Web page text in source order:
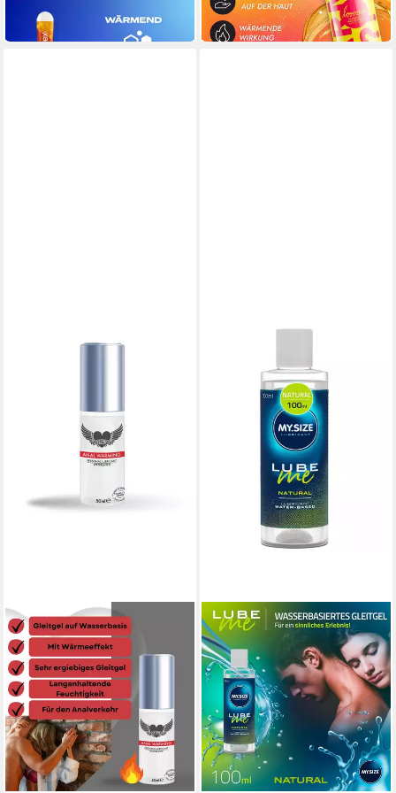
(12,39 €/ 100 ml)
in 2-3 Werktagen bei dir